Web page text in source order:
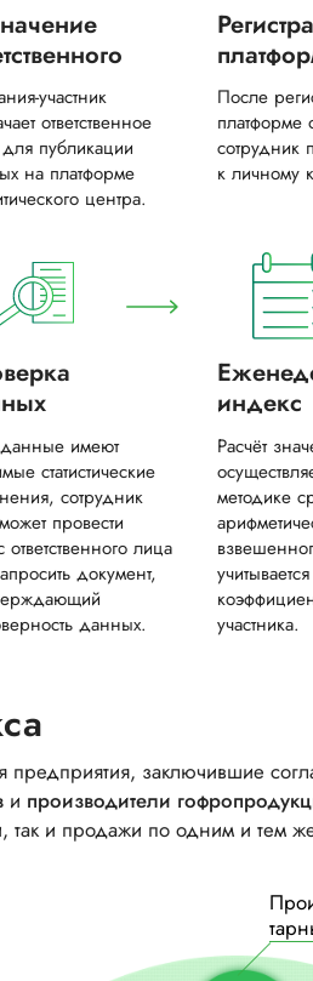
участник
ответственное
публикации
на платформе
центра.
После
платформе
сотрудник
к личному
имеют
статистические
сотрудник
провести
ответственного лица
документ,
данных.
индекс
Расчёт
методике
участника.
предприятия, заключившие
и производители
так и продажи по одним и тем